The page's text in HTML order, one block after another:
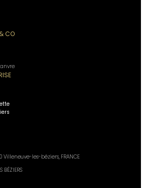
CO
Villeneuve-les-béziers, FRANCE
BÉZIERS